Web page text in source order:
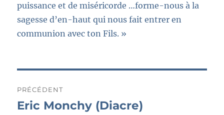
puissance et de miséricorde …forme-nous à la
sagesse d’en-haut qui nous fait entrer en
communion avec ton Fils. »
de
PRÉCÉDENT
Publication
Eric Monchy (Diacre)